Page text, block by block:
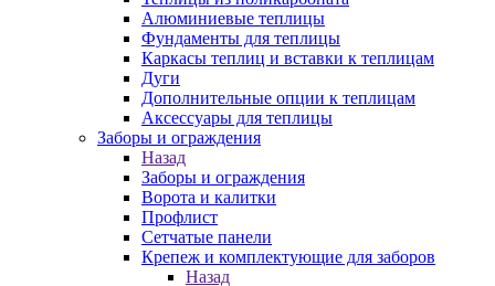
Алюминиевые теплицы
Фундаменты для теплицы
Каркасы теплиц и вставки к теплицам
Дуги
Дополнительные опции к теплицам
Аксессуары для теплицы
Заборы и ограждения
Назад
Заборы и ограждения
Ворота и калитки
Профлист
Сетчатые панели
Крепеж и комплектующие для заборов
Назад